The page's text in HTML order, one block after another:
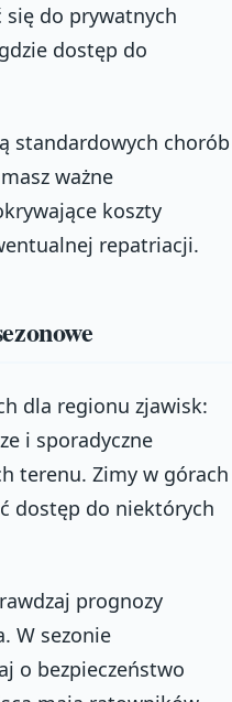
do prywatnych
dostęp do
standardowych chorób
ważne
koszty
repatriacji.
dla regionu zjawisk:
i sporadyczne
terenu. Zimy w górach
dostęp do niektórych
prognozy
W sezonie
o bezpieczeństwo